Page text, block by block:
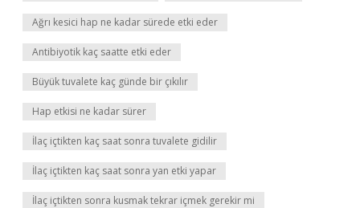
Ağrı kesici hap ne kadar sürede etki eder
Antibiyotik kaç saatte etki eder
Büyük tuvalete kaç günde bir çıkılır
Hap etkisi ne kadar sürer
İlaç içtikten kaç saat sonra tuvalete gidilir
İlaç içtikten kaç saat sonra yan etki yapar
İlaç içtikten sonra kusmak tekrar içmek gerekir mi